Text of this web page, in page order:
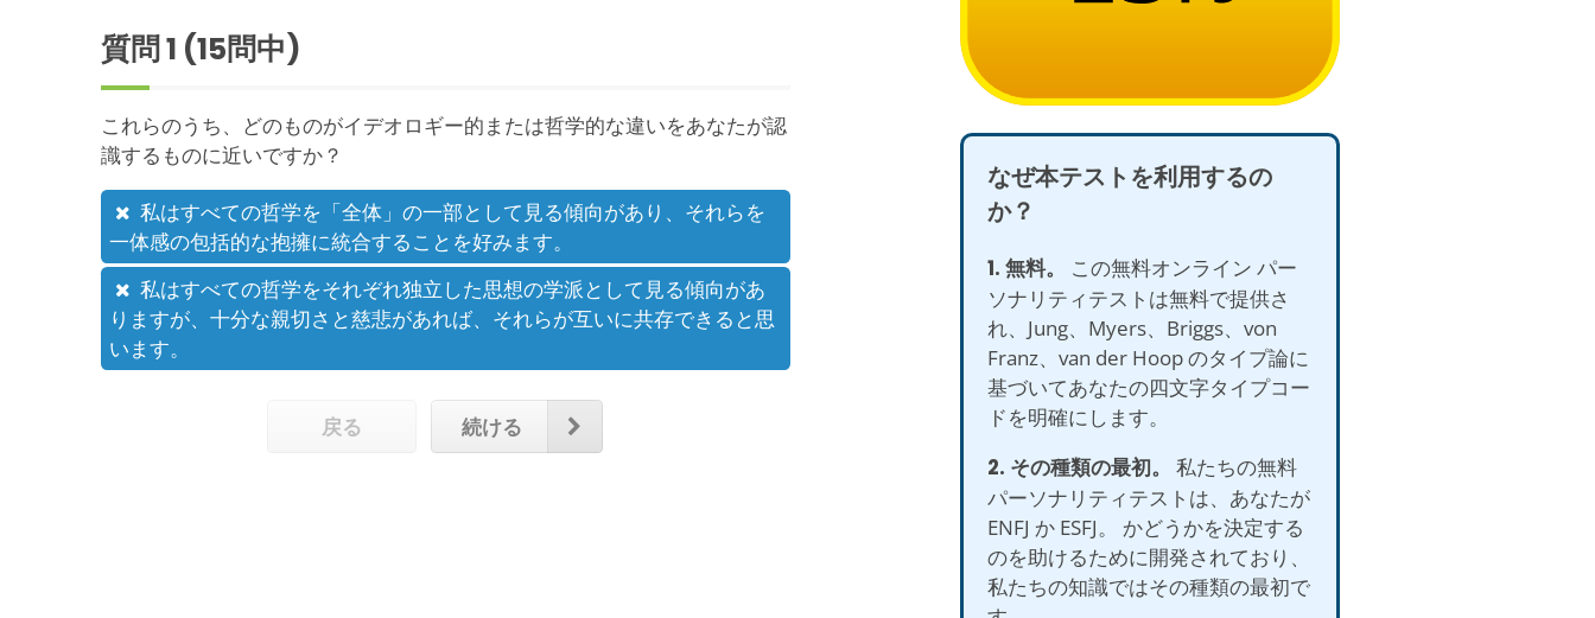
質問1 (15問中)
これらのうち、どのものがイデオロギー的または哲学的な違いをあなたが認
識するものに近いですか？
私はすべての哲学を「全体」の一部として見る傾向があり、それらを
一体感の包括的な抱擁に統合することを好みます。
私はすべての哲学をそれぞれ独立した思想の学派として見る傾向があ
りますが、十分な親切さと慈悲があれば、それらが互いに共存できると思
います。
戻る 続ける
なぜ本テストを利用するの
か？
1. 無料。
この無料オンライン パー
ソナリティテストは無料で提供さ
れ、Jung、Myers、Briggs、von
Franz、van der Hoop のタイプ論に
基づいてあなたの四文字タイプコー
ドを明確にします。
2. その種類の最初。
私たちの無料
パーソナリティテストは、あなたが
ENFJ か ESFJ。 かどうかを決定する
のを助けるために開発されており、
私たちの知識ではその種類の最初で